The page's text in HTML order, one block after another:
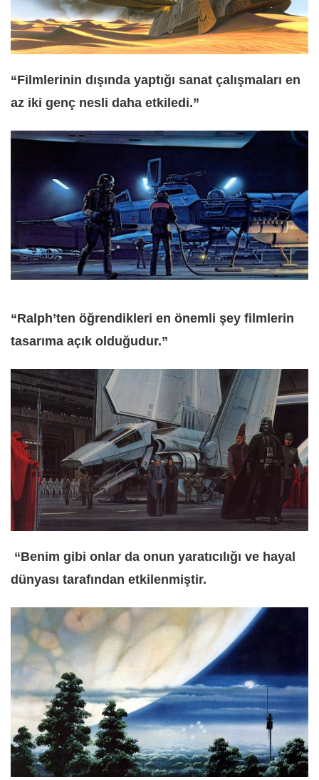
“Filmlerinin dışında yaptığı sanat çalışmaları en
az iki genç nesli daha etkiledi.”
“Ralph’ten öğrendikleri en önemli şey filmlerin
tasarıma açık olduğudur.”
“Benim gibi onlar da onun yaratıcılığı ve hayal
dünyası tarafından etkilenmiştir.